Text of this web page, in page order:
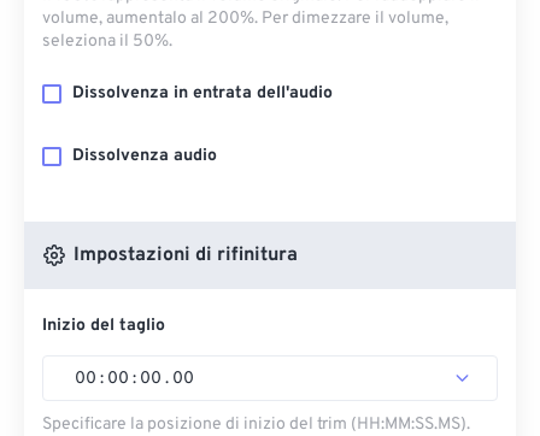
volume, aumentalo al 200%. Per dimezzare il volume,
seleziona il 50%.
Dissolvenza in entrata dell'audio
Dissolvenza audio
Impostazioni di rifinitura
Inizio del taglio
00 : 00 : 00 . 00
Specificare la posizione di inizio del trim (HH:MM:SS.MS).